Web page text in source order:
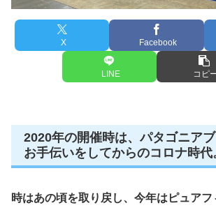
X Facebook
LINE コピ
2020年の開催時は、パタゴニア
お手伝いをしてからのコロナ時代
時はあの頃を取り戻し、今年はピュア